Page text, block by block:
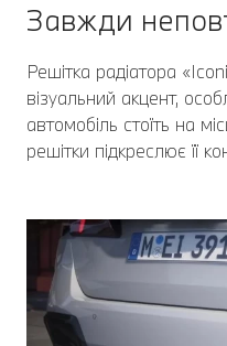
Завжди
Решітка радіатора
візуальний акцент,
автомобіль стоїть на
решітки підкреслює її